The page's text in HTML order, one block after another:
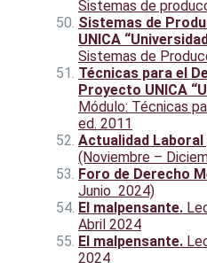
Sistemas de
Sistemas de
UNICA
Sistemas de
Técnicas para el
Proyecto UNICA
Módulo: Técnicas
ed. 2011
Actualidad
(Noviembre –
Foro de Derecho
Junio 2024)
El malpensante.
Abril 2024
El malpensante.
2024